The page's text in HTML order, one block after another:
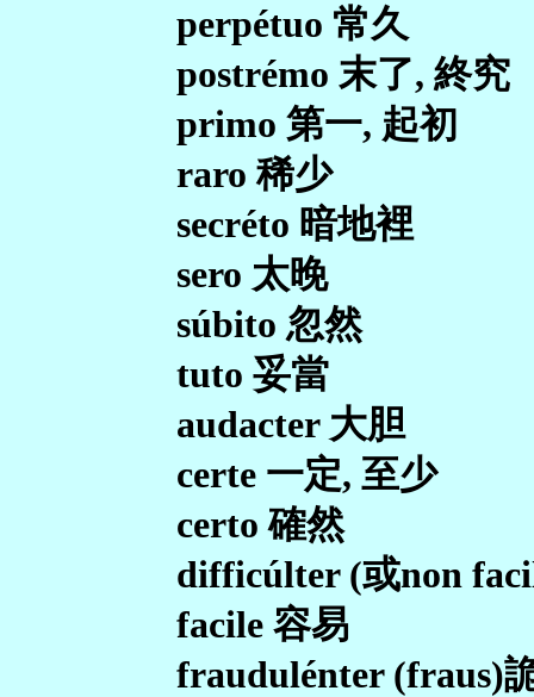
perpétuo 常久
postrémo 末了, 終究
primo 第一, 起初
raro 稀少
secréto 暗地裡
sero 太晚
súbito 忽然
tuto 妥當
audacter 大胆
certe 一定, 至少
certo 確然
difficúlter (或non
facile 容易
fraudulénter (fraus)